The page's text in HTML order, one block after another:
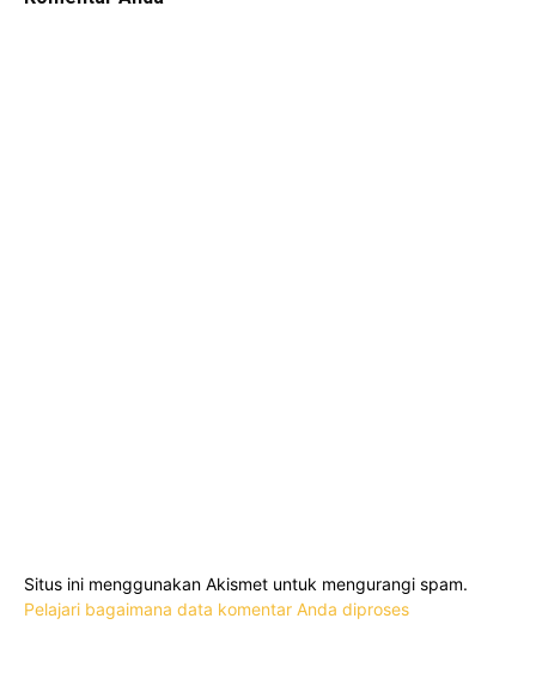
Situs ini menggunakan Akismet untuk mengurangi spam.
Pelajari bagaimana data komentar Anda diproses